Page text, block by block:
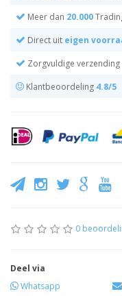
Meer dan 20.000
Direct uit eigen
Zorgvuldige verzending
Klantbeoordeling 4.8/5
0
Deel via
Whatsapp